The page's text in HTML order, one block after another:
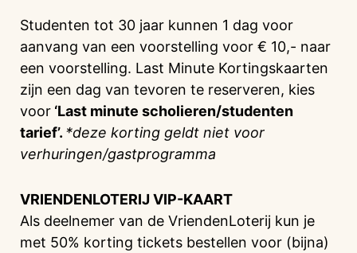
Studenten tot 30 jaar kunnen 1 dag voor
aanvang van een voorstelling voor € 10,- naar
een voorstelling. Last Minute Kortingskaarten
zijn een dag van tevoren te reserveren, kies
voor ‘Last minute scholieren/studenten
tarief’. *deze korting geldt niet voor
verhuringen/gastprogramma
VRIENDENLOTERIJVIP-KAART
Als deelnemer van de VriendenLoterij kun je
met 50% korting tickets bestellen voor (bijna)